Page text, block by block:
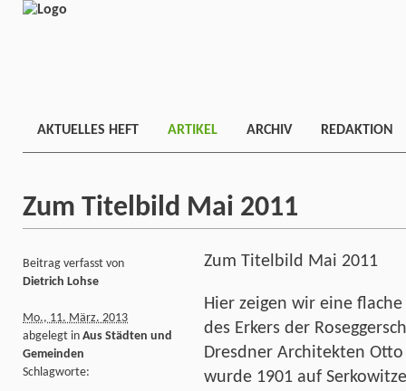
AKTUELLES HEFT ARTIKEL ARCHIV REDAKTION
Zum Titelbild Mai 2011
Zum Titelbild Mai 2011
Hier zeigen wir eine
des Erkers der
Dresdner Architekten
wurde 1901 auf
Beitrag verfasst von
Dietrich Lohse
Mo., 11. März. 2013
abgelegt in Aus Städten und
Gemeinden
Schlagworte: